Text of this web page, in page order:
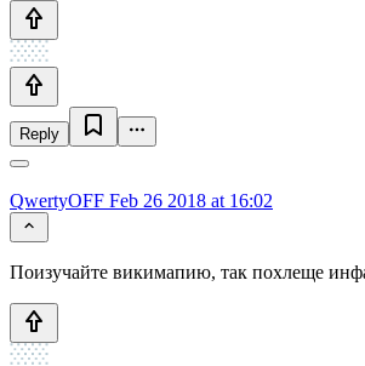
Reply
QwertyOFF Feb 26 2018 at 16:02
Поизучайте викимапию, так похлеще